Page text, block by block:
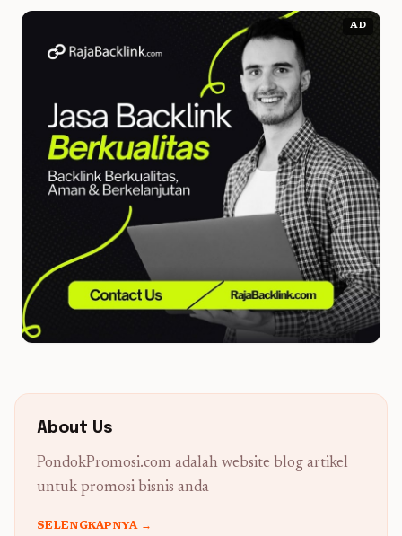
AD
About Us
PondokPromosi.com adalah website blog artikel
untuk promosi bisnis anda
SELENGKAPNYA →